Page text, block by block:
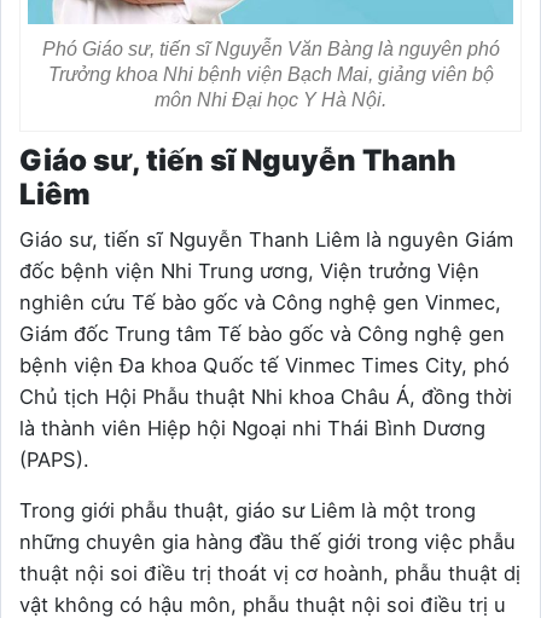
Phó Giáo sư, tiến sĩ Nguyễn Văn Bàng là nguyên phó
Trưởng khoa Nhi bệnh viện Bạch Mai, giảng viên bộ
môn Nhi Đại học Y Hà Nội.
Giáo sư, tiến sĩ Nguyễn Thanh
Liêm
Giáo sư, tiến sĩ Nguyễn Thanh Liêm là nguyên Giám
đốc bệnh viện Nhi Trung ương, Viện trưởng Viện
nghiên cứu Tế bào gốc và Công nghệ gen Vinmec,
Giám đốc Trung tâm Tế bào gốc và Công nghệ gen
bệnh viện Đa khoa Quốc tế Vinmec Times City, phó
Chủ tịch Hội Phẫu thuật Nhi khoa Châu Á, đồng thời
là thành viên Hiệp hội Ngoại nhi Thái Bình Dương
(PAPS).
Trong giới phẫu thuật, giáo sư Liêm là một trong
những chuyên gia hàng đầu thế giới trong việc phẫu
thuật nội soi điều trị thoát vị cơ hoành, phẫu thuật dị
vật không có hậu môn, phẫu thuật nội soi điều trị u